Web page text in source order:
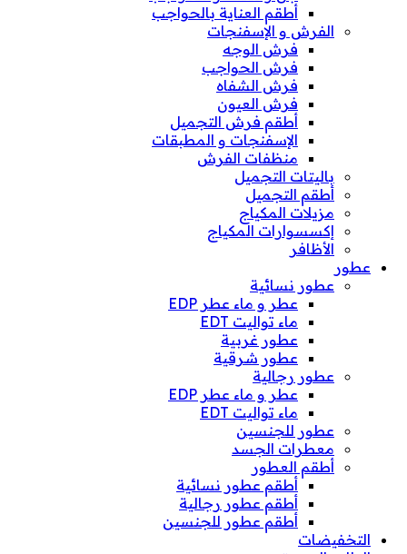
أطقم العناية بالحواجب
الفرش و الإسفنجات
فرش الوجه
فرش الحواجب
فرش الشفاه
فرش العيون
أطقم فرش التجميل
الإسفنجات و المطبقات
منظفات الفرش
باليتات التجميل
أطقم التجميل
مزيلات المكياج
إكسسوارات المكياج
الأظافر
عطور
عطور نسائية
عطر و ماء عطر EDP
ماء تواليت EDT
عطور غربية
عطور شرقية
عطور رجالية
عطر و ماء عطر EDP
ماء تواليت EDT
عطور للجنسين
معطرات الجسد
أطقم العطور
أطقم عطور نسائية
أطقم عطور رجالية
أطقم عطور للجنسين
التخفيضات